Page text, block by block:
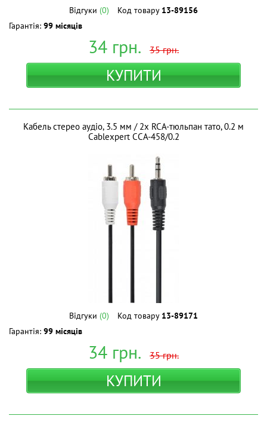
Відгуки (0) Код товару 13-89156
Гарантія: 99 місяців
34 грн. 35грн.
КУПИТИ
Кабель стерео аудіо, 3.5 мм / 2х RCA-тюльпан тато, 0.2 м
Cablexpert CCA-458/0.2
Відгуки (0) Код товару 13-89171
Гарантія: 99 місяців
34 грн. 35грн.
КУПИТИ